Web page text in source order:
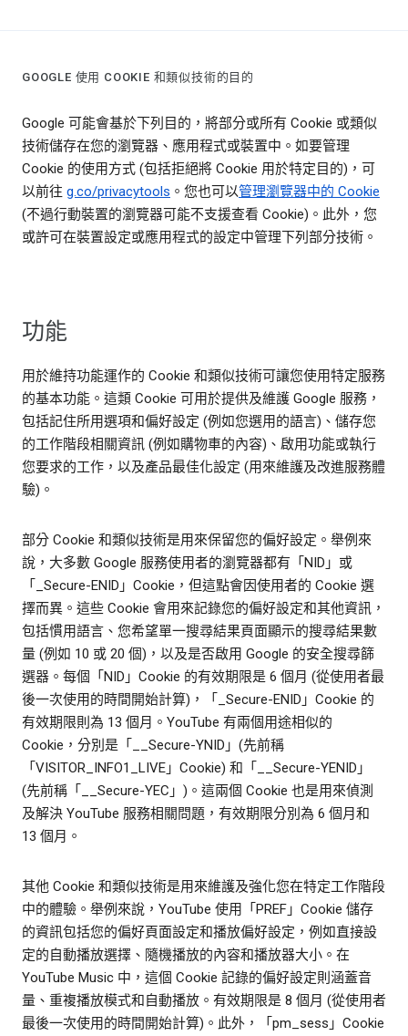
GOOGLE 使用 COOKIE 和類似技術的目的
Google 可能會基於下列目的，將部分或所有 Cookie 或類似
技術儲存在您的瀏覽器、應用程式或裝置中。如要管理
Cookie 的使用方式 (包括拒絕將 Cookie 用於特定目的)，可
以前往 g.co/privacytools 。您也可以管理瀏覽器中的 Cookie
(不過行動裝置的瀏覽器可能不支援查看 Cookie)。此外，您
或許可在裝置設定或應用程式的設定中管理下列部分技術。
功能
用於維持功能運作的 Cookie 和類似技術可讓您使用特定服務
的基本功能。這類 Cookie 可用於提供及維護 Google 服務，
包括記住所用選項和偏好設定 (例如您選用的語言)、儲存您
的工作階段相關資訊 (例如購物車的內容)、啟用功能或執行
您要求的工作，以及產品最佳化設定 (用來維護及改進服務體
驗)。
部分 Cookie 和類似技術是用來保留您的偏好設定。舉例來
說，大多數 Google 服務使用者的瀏覽器都有「NID」或
「_Secure-ENID」Cookie，但這點會因使用者的 Cookie 選
擇而異。這些 Cookie 會用來記錄您的偏好設定和其他資訊，
包括慣用語言、您希望單一搜尋結果頁面顯示的搜尋結果數
量 (例如 10 或 20 個)，以及是否啟用 Google 的安全搜尋篩
選器。每個「NID」Cookie 的有效期限是 6 個月 (從使用者最
後一次使用的時間開始計算)，「_Secure-ENID」Cookie 的
有效期限則為 13 個月。YouTube 有兩個用途相似的
Cookie，分別是「__Secure-YNID」(先前稱
「VISITOR_INFO1_LIVE」Cookie) 和「__Secure-YENID」
(先前稱「__Secure-YEC」)。這兩個 Cookie 也是用來偵測
及解決 YouTube 服務相關問題，有效期限分別為 6 個月和
13 個月。
其他 Cookie 和類似技術是用來維護及強化您在特定工作階段
中的體驗。舉例來說，YouTube 使用「PREF」Cookie 儲存
的資訊包括您的偏好頁面設定和播放偏好設定，例如直接設
定的自動播放選擇、隨機播放的內容和播放器大小。在
YouTube Music 中，這個 Cookie 記錄的偏好設定則涵蓋音
量、重複播放模式和自動播放。有效期限是 8 個月 (從使用者
最後一次使用的時間開始計算)。此外，「pm_sess」Cookie